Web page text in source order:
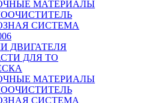
МАТЕРИАЛЫ
СИСТЕМА
ДВИГАТЕЛЯ
ДЛЯ ТО
МАТЕРИАЛЫ
СИСТЕМА